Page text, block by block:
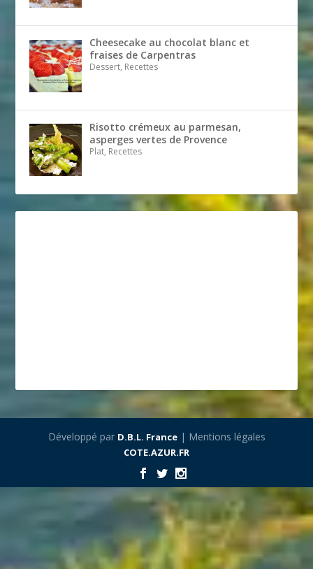
Cheesecake au chocolat blanc et
fraises de Carpentras
Dessert, Recettes
Risotto crémeux au parmesan,
asperges vertes de Provence
Plat, Recettes
Développé par D.B.L. France| Mentions légales
COTE.AZUR.FR